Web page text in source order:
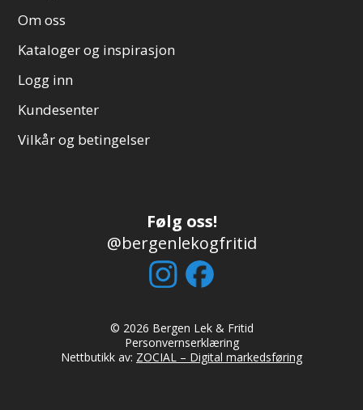
Om oss
Kataloger og inspirasjon
Logg inn
Kundesenter
Vilkår og betingelser
Følg oss!
@bergenlekogfritid
© 2026 Bergen Lek & Fritid
Personvernserklæring
Nettbutikk av: ZOCIAL – Digital markedsføring